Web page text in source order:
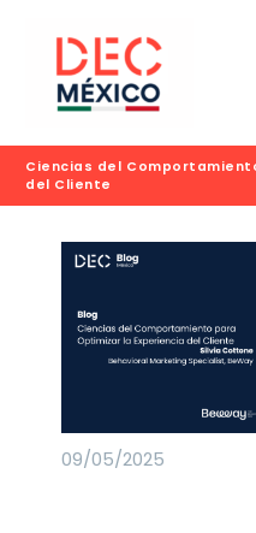
Ciencias del
del Cliente
09/05/2025